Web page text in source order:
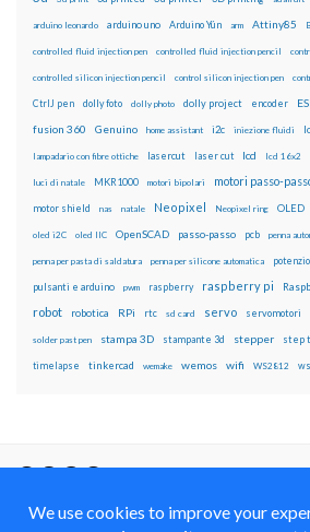
arduino leonardo arduino uno Arduino Yún arm Attiny85
controlled fluid injection pen controlled fluid injection pencil
controlled silicon injection pencil control silicon injection pen
CtrlJ pen dolly foto dolly photo dolly project encoder
fusion 360 Genuino home assistant i2c iniezione fluidi
lampadario con fibre ottiche lasercut laser cut lcd lcd 16x2
luci di natale MKR1000 motori bipolari motori passo-
motor shield nas natale Neopixel Neopixel ring OLED
oled i2C oled IIC OpenSCAD passo-passo pcb penna
penna per pasta di saldatura penna per silicone automatica
pulsanti e arduino pwm raspberry raspberry pi
robot robotica RPi rtc sd card servo servomotori
solder past pen stampa 3D stampante 3d stepper step
timelapse tinkercad wemake wemos wifi WS2812